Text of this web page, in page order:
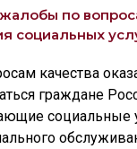
по
социальных
качества
граждане
социальные